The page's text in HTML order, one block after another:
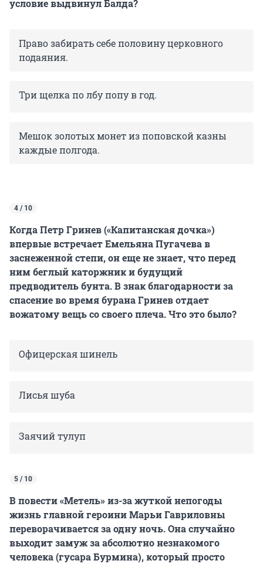
условие выдвинул Балда?
Право забирать себе половину церковного
подаяния.
Три щелка по лбу попу в год.
Мешок золотых монет из поповской казны
каждые полгода.
4 / 10
Когда Петр Гринев («Капитанская дочка»)
впервые встречает Емельяна Пугачева в
заснеженной степи, он еще не знает, что перед
ним беглый каторжник и будущий
предводитель бунта. В знак благодарности за
спасение во время бурана Гринев отдает
вожатому вещь со своего плеча. Что это было?
Офицерская шинель
Лисья шуба
Заячий тулуп
5 / 10
В повести «Метель» из-за жуткой непогоды
жизнь главной героини Марьи Гавриловны
переворачивается за одну ночь. Она случайно
выходит замуж за абсолютно незнакомого
человека (гусара Бурмина), который просто